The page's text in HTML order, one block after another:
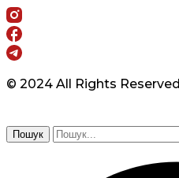
© 2024 All Rights Reserved
Пошук